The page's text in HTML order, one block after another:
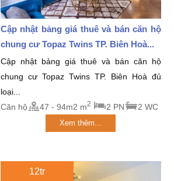
Cập nhật bảng giá thuê và bán căn hộ
chung cư Topaz Twins TP. Biên Hoà...
Cập nhật bảng giá thuê và bán căn hộ
chung cư Topaz Twins TP. Biên Hoà đủ
loại...
Căn hộ
47 - 94m2 m2 2 PN 2 WC
Xem thêm...
12tr